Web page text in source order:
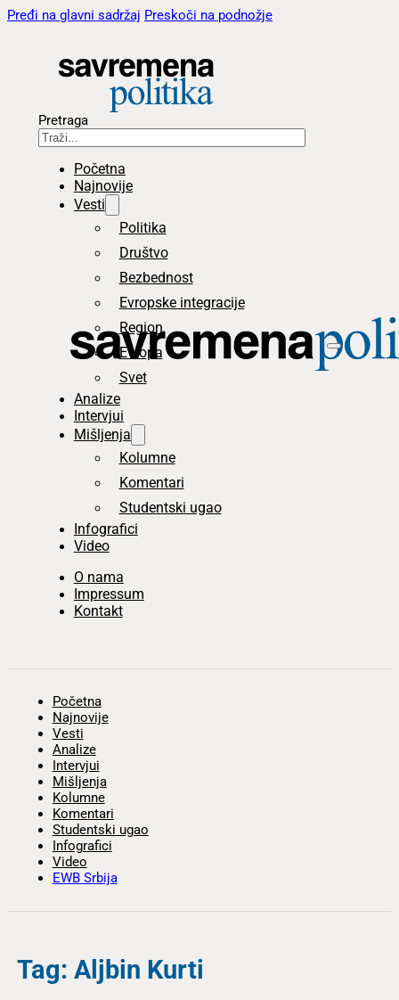
Pređi na glavni sadržaj Preskoči na podnožje
Pretraga
Početna
Najnovije
Vesti
Politika
Društvo
Bezbednost
Evropske integracije
Region
Evropa
Svet
Analize
Intervjui
Mišljenja
Kolumne
Komentari
Studentski ugao
Infografici
Video
O nama
Impressum
Kontakt
Početna
Najnovije
Vesti
Analize
Intervjui
Mišljenja
Kolumne
Komentari
Studentski ugao
Infografici
Video
EWB Srbija
Tag: Aljbin Kurti